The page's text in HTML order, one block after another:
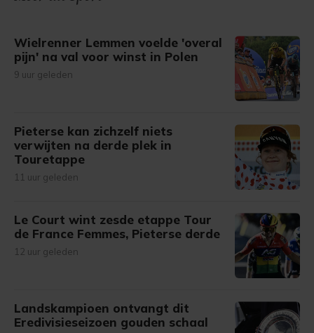
Wielrenner Lemmen voelde 'overal
pijn' na val voor winst in Polen
9 uur geleden
Pieterse kan zichzelf niets
verwijten na derde plek in
Touretappe
11 uur geleden
Le Court wint zesde etappe Tour
de France Femmes, Pieterse derde
12 uur geleden
Landskampioen ontvangt dit
Eredivisieseizoen gouden schaal